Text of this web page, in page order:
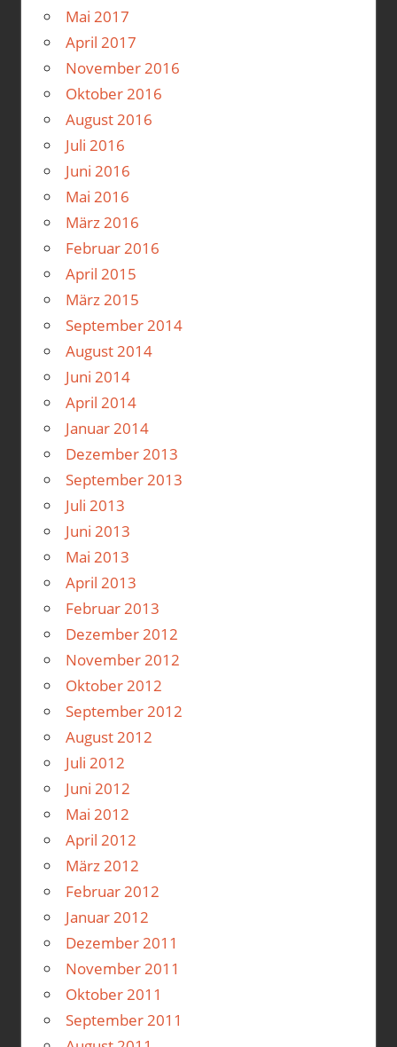
Mai 2017
April 2017
November 2016
Oktober 2016
August 2016
Juli 2016
Juni 2016
Mai 2016
März 2016
Februar 2016
April 2015
März 2015
September 2014
August 2014
Juni 2014
April 2014
Januar 2014
Dezember 2013
September 2013
Juli 2013
Juni 2013
Mai 2013
April 2013
Februar 2013
Dezember 2012
November 2012
Oktober 2012
September 2012
August 2012
Juli 2012
Juni 2012
Mai 2012
April 2012
März 2012
Februar 2012
Januar 2012
Dezember 2011
November 2011
Oktober 2011
September 2011